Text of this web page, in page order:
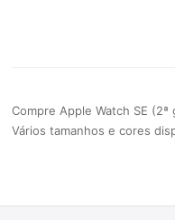
Compre Apple Watch SE
Vários tamanhos e cores